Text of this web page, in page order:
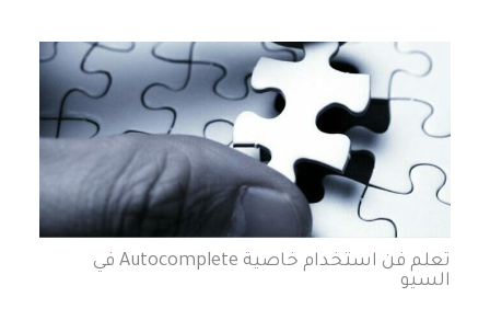
تعلم فن استخدام خاصية Autocomplete في
السيو